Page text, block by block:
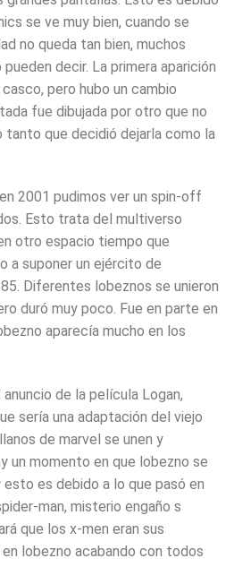
se ve muy bien, cuando se
no queda tan bien, muchos
decir. La primera aparición
pero hubo un cambio
fue dibujada por otro que no
que decidió dejarla como la
en 2001 pudimos ver un spin-off
Esto trata del multiverso
otro espacio tiempo que
a suponer un ejército de
Diferentes lobeznos se unieron
duró muy poco. Fue en parte en
aparecía mucho en los
anuncio de la película Logan,
sería una adaptación del viejo
de marvel se unen y
un momento en que lobezno se
esto es debido a lo que pasó en
man, misterio engaño s
que los x-men eran sus
lobezno acabando con todos